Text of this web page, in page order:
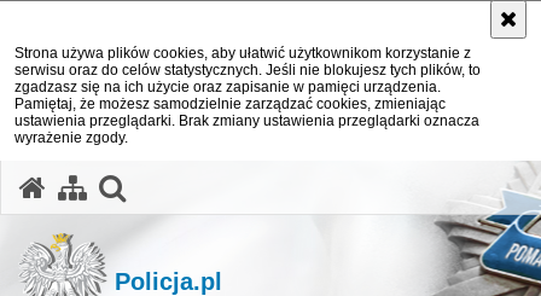
Strona używa plików cookies, aby ułatwić użytkownikom korzystanie z
serwisu oraz do celów statystycznych. Jeśli nie blokujesz tych plików, to
zgadzasz się na ich użycie oraz zapisanie w pamięci urządzenia.
Pamiętaj, że możesz samodzielnie zarządzać cookies, zmieniając
ustawienia przeglądarki. Brak zmiany ustawienia przeglądarki oznacza
wyrażenie zgody.
Policja.pl